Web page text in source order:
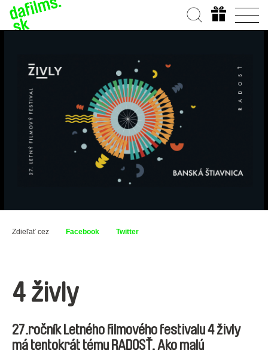
Zdieľať cez Facebook Twitter
4 živly
27.ročník Letného filmového festivalu 4 živly
má tentokrát tému RADOSŤ. Ako malú